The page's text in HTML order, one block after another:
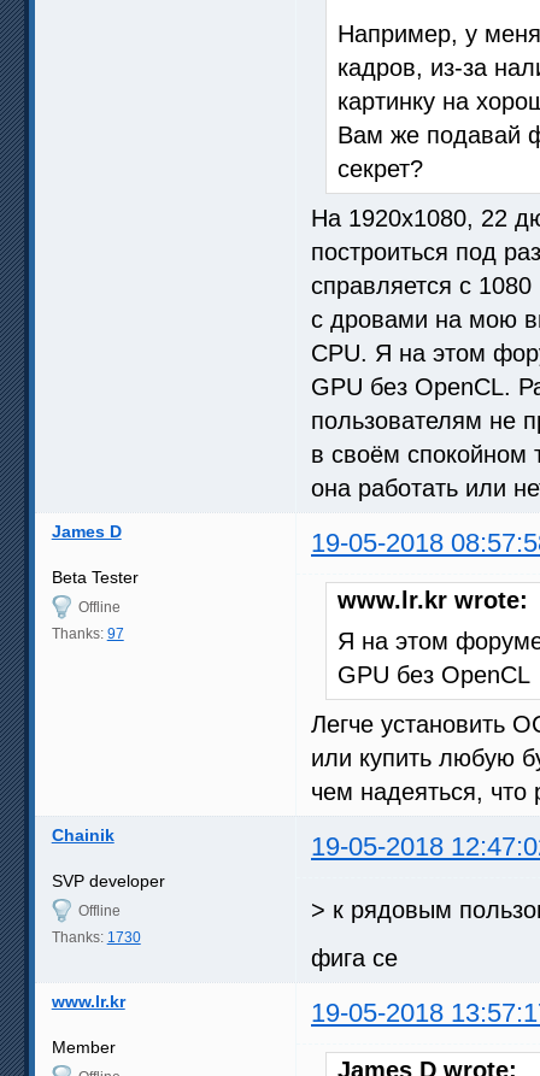
Например, у
кадров, из-за
картинку на
Вам же подавай
секрет?
На 1920x1080, 22
построиться под
справляется с
с дровами на мою
CPU. Я на этом
GPU без OpenCL.
пользователям не
в своём спокойном
она работать или
James D 19-05-2018
Beta Tester
Offline
Thanks: 97
www.lr.kr wrote:
Я на этом
GPU без OpenCL
Легче установить
или купить любую
чем надеяться, что
Chainik 19-05-2018
SVP developer
Offline
Thanks: 1730
> к рядовым
фига се
www.lr.kr 19-05-2018
Member
James D wrote: